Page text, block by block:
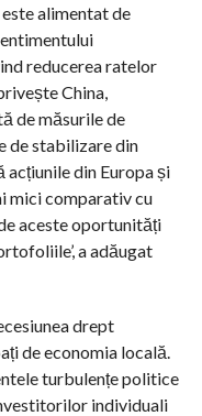
alimentat de
reducerea ratelor
China,
de măsurile de
de stabilizare din
acțiunile din Europa și
mici comparativ cu
aceste oportunități
a adăugat
drept
de economia locală.
turbulențe politice
individuali